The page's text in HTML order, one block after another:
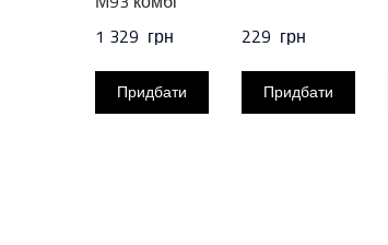
1 329  грн
Придбати
229  грн
Придбати